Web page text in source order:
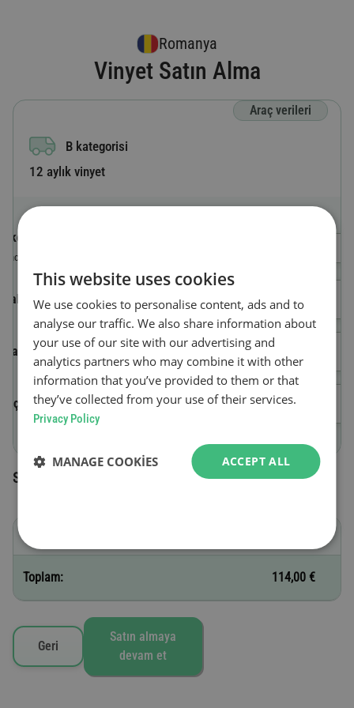
Romanya
Vinyet Satın Alma
Araç verileri
B kategorisi
12 aylık vinyet
Ülke kodu
Aracın kayıtlı olduğu ülke
Plaka numarası
Araç kimlik numarası (VIN)
Geçerlilik başlangıç tarihi
Seçilen vinyetler
Toplam: 114,00 €
Geri
Satın almaya
devam et
This website uses cookies
We use cookies to personalise content, ads and to
analyse our traffic. We also share information about
your use of our site with our advertising and
analytics partners who may combine it with other
information that you’ve provided to them or that
they’ve collected from your use of their services.
Privacy Policy
ACCEPT ALL
MANAGE COOKIES